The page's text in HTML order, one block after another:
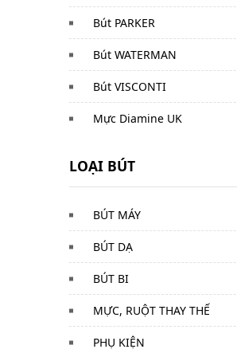
Bút PARKER
Bút WATERMAN
Bút VISCONTI
Mực Diamine UK
LOẠI BÚT
BÚT MÁY
BÚT DẠ
BÚT BI
MỰC, RUỘT THAY THẾ
PHỤ KIỆN